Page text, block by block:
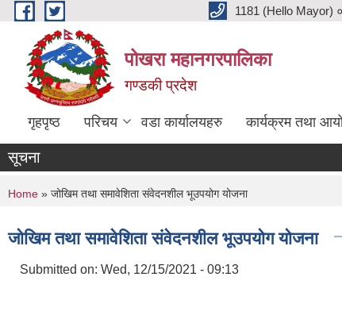
Skip to main content 1181 (Hello Mayor)
पोखरा महानगरपालिका
गण्डकी प्रदेश
गृहपृष्ठ परिचय वडा कार्यालयहरु कार्यक्रम तथा
सूचना
You are here
Home » जोखिम तथा समावेशिता संवेदनशील भूउपयोग योजना
जोखिम तथा समावेशिता संवेदनशील भूउपयोग योजना
Submitted on: Wed, 12/15/2021 - 09:13